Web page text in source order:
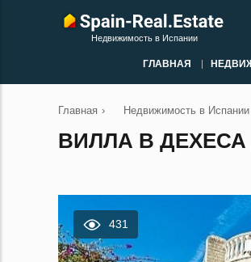
Недвижимость в Испании
ГЛАВНАЯ
Главная › Недвижимость в Испании
ВИЛЛА В ДЕХЕСА
431